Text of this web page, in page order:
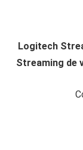
Logitech
Streaming de